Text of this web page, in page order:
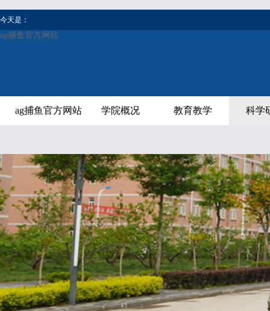
今天是：
ag捕鱼官方网站
ag捕鱼官方网站 学院概况 教育教学 科学